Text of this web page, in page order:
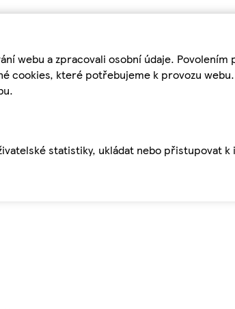
webu a zpracovali osobní údaje.
cookies, které potřebujeme k provozu
statistiky, ukládat nebo přistupovat